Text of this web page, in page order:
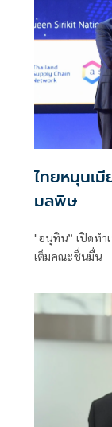
ไทยหนุนเมียน
มลพิษ
"อนุทิน” เปิดทำ
เต็มคณะชื่นมื่น